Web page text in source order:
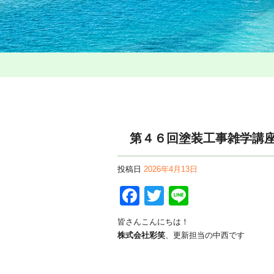
第４６回塗装工事雑学講
投稿日 2026年4月13日
Facebook
Twitter
皆さんこんにちは！
株式会社彩笑、更新担当の中西です